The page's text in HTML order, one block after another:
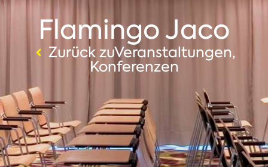
Flamingo Jaco
Zurück zuVeranstaltungen,
Konferenzen